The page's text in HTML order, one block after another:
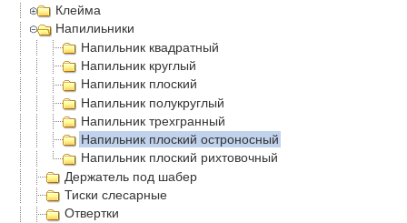
Клейма
Напилиьники
Напильник квадратный
Напильник круглый
Напильник плоский
Напильник полукруглый
Напильник трехгранный
Напильник плоский остроносный
Напильник плоский рихтовочный
Держатель под шабер
Тиски слесарные
Отвертки